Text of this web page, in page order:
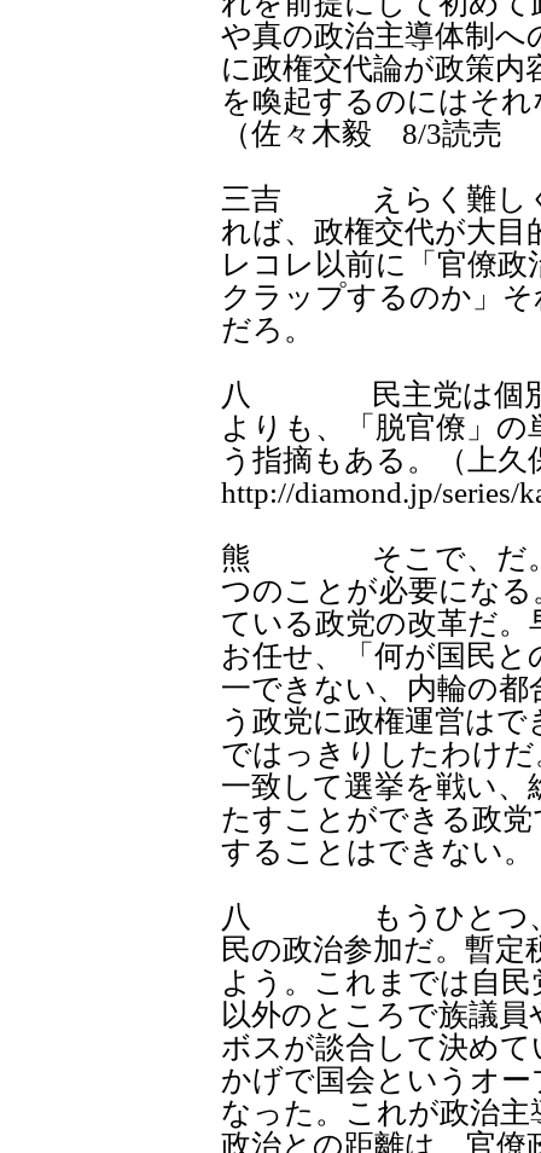
や真の政治主導体制
に政権交代論が政策内
を喚起するのにはそ
（佐々木毅 8/3読売
三吉 えらく難しく
れば、政権交代が大目
レコレ以前に「官僚
クラップするのか」
だろ。
八 民主党は個別政
よりも、「脱官僚」
う指摘もある。（上
http://diamond.jp/series/
熊 そこで、だ。脱
つのことが必要にな
ている政党の改革だ
お任せ、「何が国民
一できない、内輪の
う政党に政権運営は
ではっきりしたわけ
一致して選挙を戦い
たすことができる政
することはできない。
八 もうひとつ、こ
民の政治参加だ。暫
よう。これまでは自
以外のところで族議
ボスが談合して決め
かげで国会というオ
なった。これが政治
政治との距離は、官